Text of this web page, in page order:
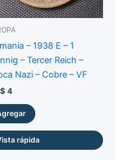
– 1938 E – 1
– Tercer Reich –
Nazi – Cobre – VF
4
rápida